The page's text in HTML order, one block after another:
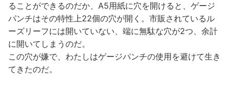
ることができるのだか、A5用紙に穴を開けると、ゲージ
パンチはその特性上22個の穴が開く。市販されているル
ーズリーフには開いていない、端に無駄な穴が2つ、余計
に開いてしまうのだ。
この穴が嫌で、わたしはゲージパンチの使用を避けて生き
てきたのだ。